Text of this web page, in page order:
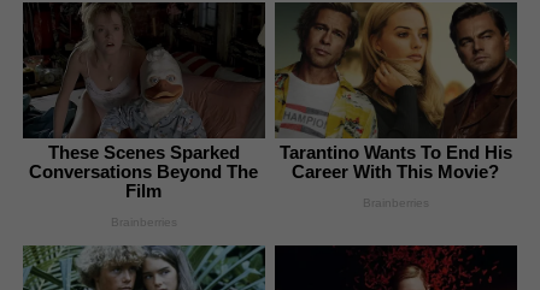
These Scenes Sparked
Conversations Beyond The
Film
Brainberries
Tarantino Wants To End His
Career With This Movie?
Brainberries